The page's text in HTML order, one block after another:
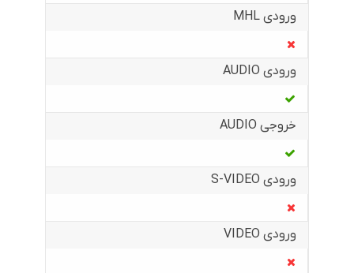
ورودی MHL
ورودی AUDIO
خروجی AUDIO
ورودی S-VIDEO
ورودی VIDEO